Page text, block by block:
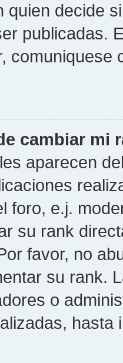
quien decide
publicadas.
comuniquese
cambiar mi
aparecen
foro, e.j.
su rank
favor, no
su rank.
o
hasta